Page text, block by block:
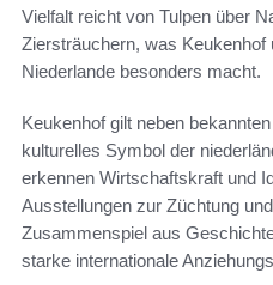
Vielfalt reicht von Tulpen über
Ziersträuchern, was
Niederlande besonders macht.
Keukenhof gilt neben
kulturelles Symbol der
erkennen Wirtschaftskraft und
Ausstellungen zur Züchtung
Zusammenspiel aus
starke internationale